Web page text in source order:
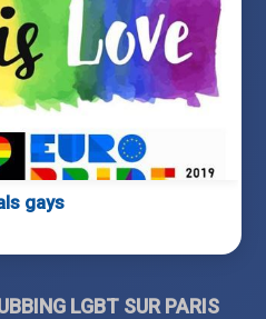
gays
LGBT SUR PARIS